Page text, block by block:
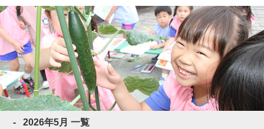
2026年5月 一覧